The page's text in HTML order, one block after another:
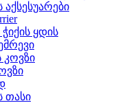
ყდის
კოვზი
თასი